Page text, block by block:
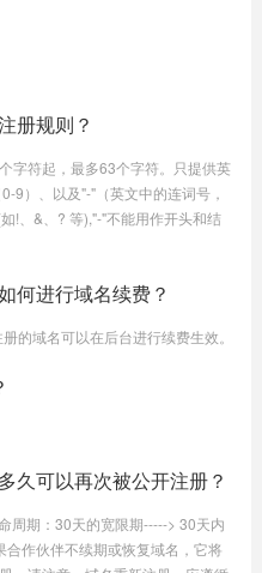
册规则？
字符起，最多63个字符。只提供英
9）、以及"-"（英文中的连词号，
!、&、? 等),"-"不能用作开头和结
何进行域名续费？
的域名可以在后台进行续费生效。
久可以再次被公开注册？
周期：30天的宽限期-----> 30天内
作伙伴不续期或恢复域名，它将